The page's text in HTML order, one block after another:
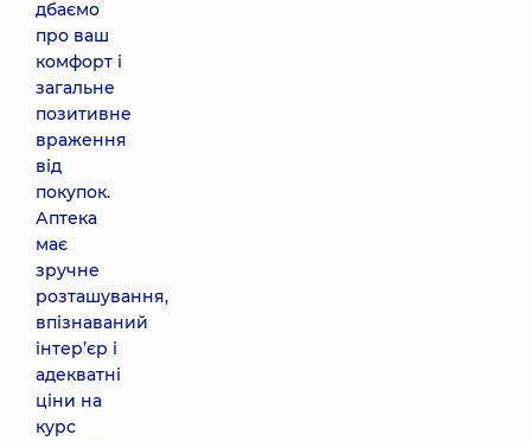
дбаємо
про ваш
комфорт і
загальне
позитивне
враження
від
покупок.
Аптека
має
зручне
розташування,
впізнаваний
інтер’єр і
адекватні
ціни на
курс